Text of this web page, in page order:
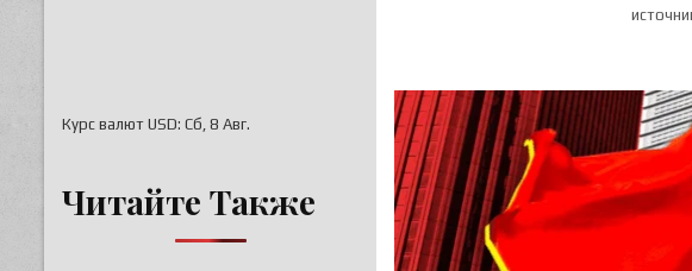
Курс валют USD: Сб, 8 Авг.
Читайте Также